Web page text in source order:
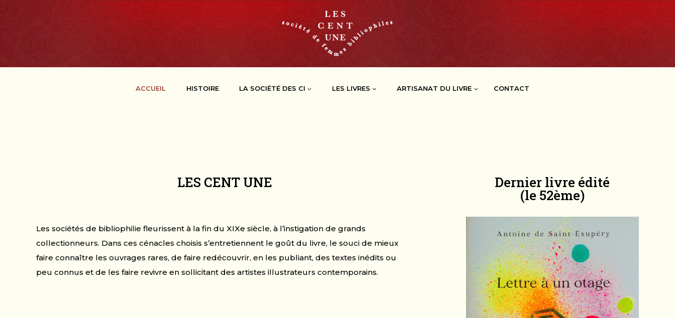
ACCUEIL HISTOIRE LA SOCIÉTÉ DES CI LES LIVRES ARTISANAT DU LIVRE CONTACT
LES CENT UNE
Les sociétés de bibliophilie fleurissent à la fin du XIXe siècle, à l’instigation de grands
collectionneurs. Dans ces cénacles choisis s’entretiennent le goût du livre, le souci de mieux
faire connaître les ouvrages rares, de faire redécouvrir, en les publiant, des textes inédits ou
peu connus et de les faire revivre en sollicitant des artistes illustrateurs contemporains.
Dernier livre édité
(le 52ème)